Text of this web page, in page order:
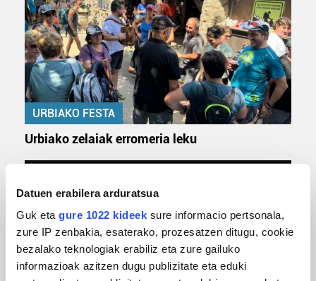
Datuen erabilera arduratsua
Guk eta gure 1022 kideek sure informacio pertsonala,
zure IP zenbakia, esaterako, prozesatzen ditugu, cookie
bezalako teknologiak erabiliz eta zure gailuko
informazioak azitzen dugu publizitate eta eduki
URBIAKO FESTA
Urbiako zelaiak erromeria leku